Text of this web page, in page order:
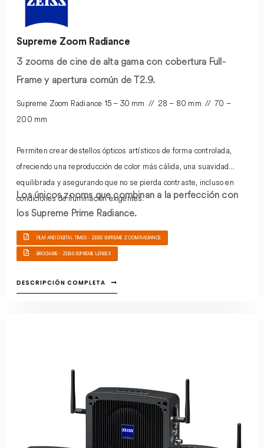
Supreme Zoom Radiance
3 zooms de cine de alta gama con cobertura Full-
Frame y apertura común de T2.9.
Supreme Zoom Radiance 15 – 30 mm // 28 – 80 mm // 70 –
200 mm
Permiten crear destellos ópticos artísticos de forma controlada,
ofreciendo una reproducción de color más cálida, una suavidad
equilibrada y asegurando que no se pierda contraste, incluso en
condiciones de iluminación exigentes.
Los únicos zooms que combinan a la perfección con
los Supreme Prime Radiance.
FILM AND DIGITAL TIMES - ZEISS SUPREME ZOOM RADIANCE
BROCHURE - ZEISS SUPREME LENSES
DESCRIPCIÓN COMPLETA